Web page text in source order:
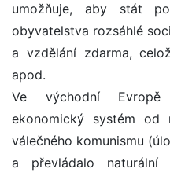
umožňuje, aby stát
obyvatelstva rozsáhlé
a vzdělání zdarma,
apod.
Ve východní
ekonomický systém od
válečného komunismu
a převládalo